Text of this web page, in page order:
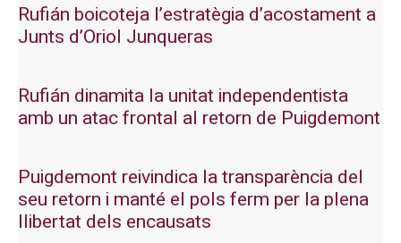
Rufián boicoteja l’estratègia d’acostament a
Junts d’Oriol Junqueras
Rufián dinamita la unitat independentista
amb un atac frontal al retorn de Puigdemont
Puigdemont reivindica la transparència del
seu retorn i manté el pols ferm per la plena
llibertat dels encausats